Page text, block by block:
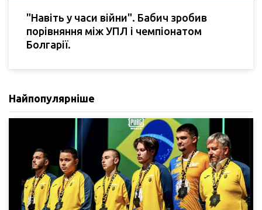
"Навіть у часи війни". Бабич зробив
порівняння між УПЛ і чемпіонатом
Болгарії.
Найпопулярніше